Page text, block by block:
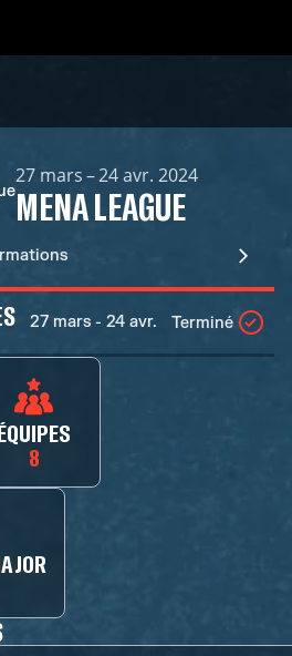
27 mars – 24 avr. 2024
MENA LEAGUE
27 mars - 24 avr. Terminé
8